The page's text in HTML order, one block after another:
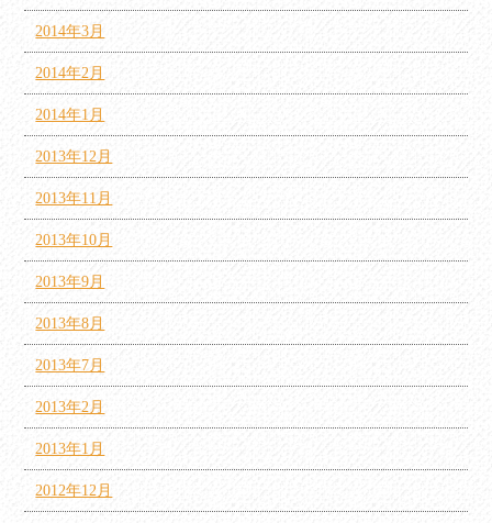
2014年3月
2014年2月
2014年1月
2013年12月
2013年11月
2013年10月
2013年9月
2013年8月
2013年7月
2013年2月
2013年1月
2012年12月